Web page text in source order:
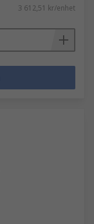
3 612,51 kr/enhet